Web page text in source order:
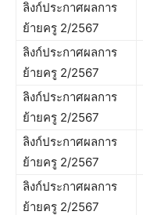
ลิงก์ประกาศผลการ
ย้ายครู 2/2567
ลิงก์ประกาศผลการ
ย้ายครู 2/2567
ลิงก์ประกาศผลการ
ย้ายครู 2/2567
ลิงก์ประกาศผลการ
ย้ายครู 2/2567
ลิงก์ประกาศผลการ
ย้ายครู 2/2567